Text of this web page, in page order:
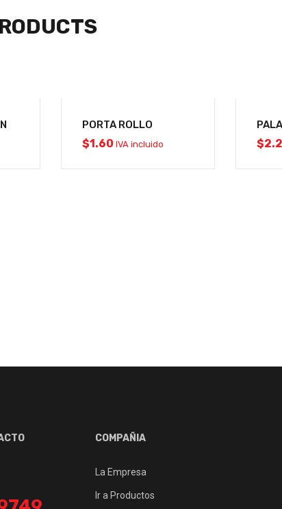
PORTA ROLLO
$1.60 IVA incluido $
COMPAÑIA
La Empresa
Ir a Productos